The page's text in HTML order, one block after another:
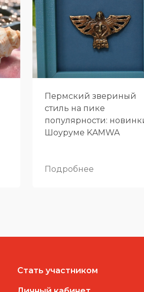
Пермский звериный
стиль на пике
популярности:
Шоуруме KAMWA
Подробнее
Стать участником